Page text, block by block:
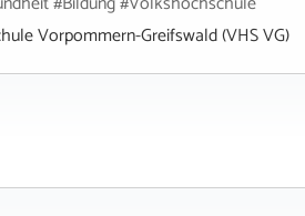
Vorpommern-Greifswald (VHS VG)